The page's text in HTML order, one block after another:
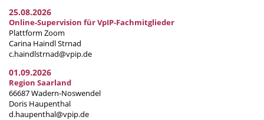
25.08.2026
Online-Supervision für VpIP-Fachmitglieder
Plattform Zoom
Carina Haindl Strnad
c.haindlstrnad@vpip.de
01.09.2026
Region Saarland
66687 Wadern-Noswendel
Doris Haupenthal
d.haupenthal@vpip.de